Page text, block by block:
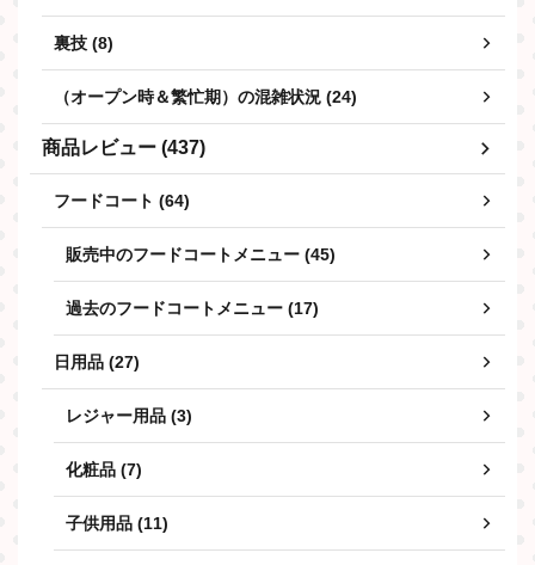
裏技 (8)
（オープン時＆繁忙期）の混雑状況 (24)
商品レビュー (437)
フードコート (64)
販売中のフードコートメニュー (45)
過去のフードコートメニュー (17)
日用品 (27)
レジャー用品 (3)
化粧品 (7)
子供用品 (11)